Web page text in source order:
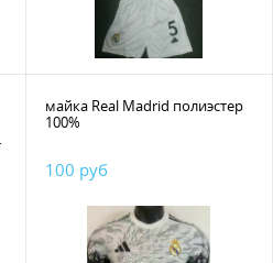
майка Real Madrid полиэстер
100%
100 руб